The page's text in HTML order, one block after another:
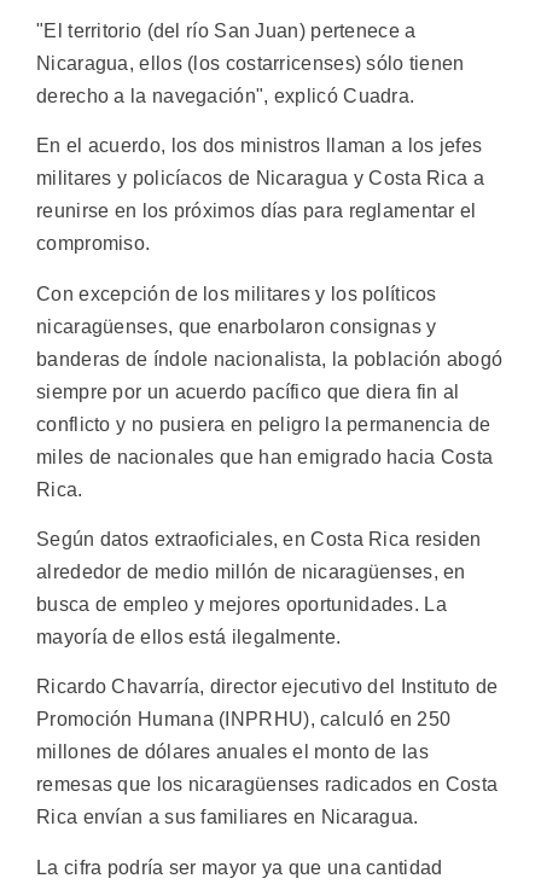
"El territorio (del río San Juan) pertenece a
Nicaragua, ellos (los costarricenses) sólo tienen
derecho a la navegación", explicó Cuadra.
En el acuerdo, los dos ministros llaman a los jefes
militares y policíacos de Nicaragua y Costa Rica a
reunirse en los próximos días para reglamentar el
compromiso.
Con excepción de los militares y los políticos
nicaragüenses, que enarbolaron consignas y
banderas de índole nacionalista, la población abogó
siempre por un acuerdo pacífico que diera fin al
conflicto y no pusiera en peligro la permanencia de
miles de nacionales que han emigrado hacia Costa
Rica.
Según datos extraoficiales, en Costa Rica residen
alrededor de medio millón de nicaragüenses, en
busca de empleo y mejores oportunidades. La
mayoría de ellos está ilegalmente.
Ricardo Chavarría, director ejecutivo del Instituto de
Promoción Humana (INPRHU), calculó en 250
millones de dólares anuales el monto de las
remesas que los nicaragüenses radicados en Costa
Rica envían a sus familiares en Nicaragua.
La cifra podría ser mayor ya que una cantidad